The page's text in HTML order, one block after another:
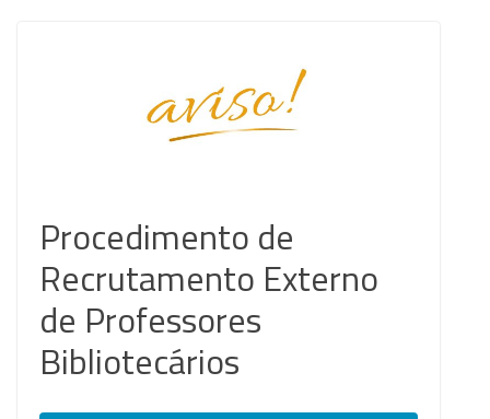
Procedimento de
Recrutamento Externo
de Professores
Bibliotecários